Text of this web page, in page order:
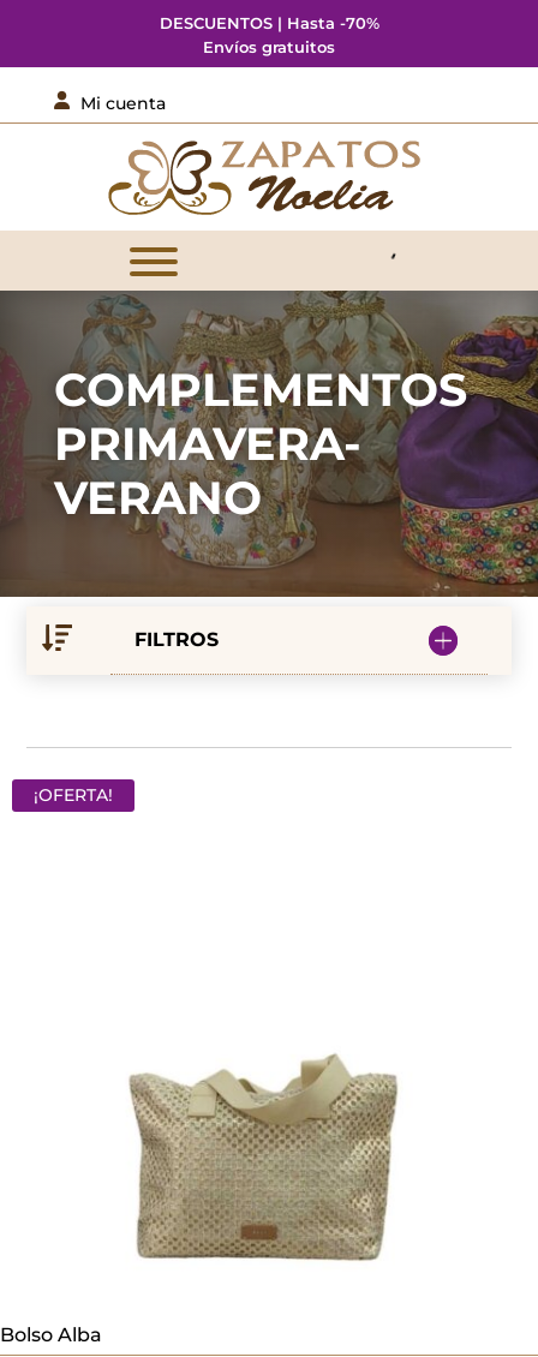
DESCUENTOS | Hasta -70%
Envíos gratuitos
 Mi cuenta
COMPLEMENTOS
PRIMAVERA-
VERANO
FILTROS
¡OFERTA!
Bolso Alba